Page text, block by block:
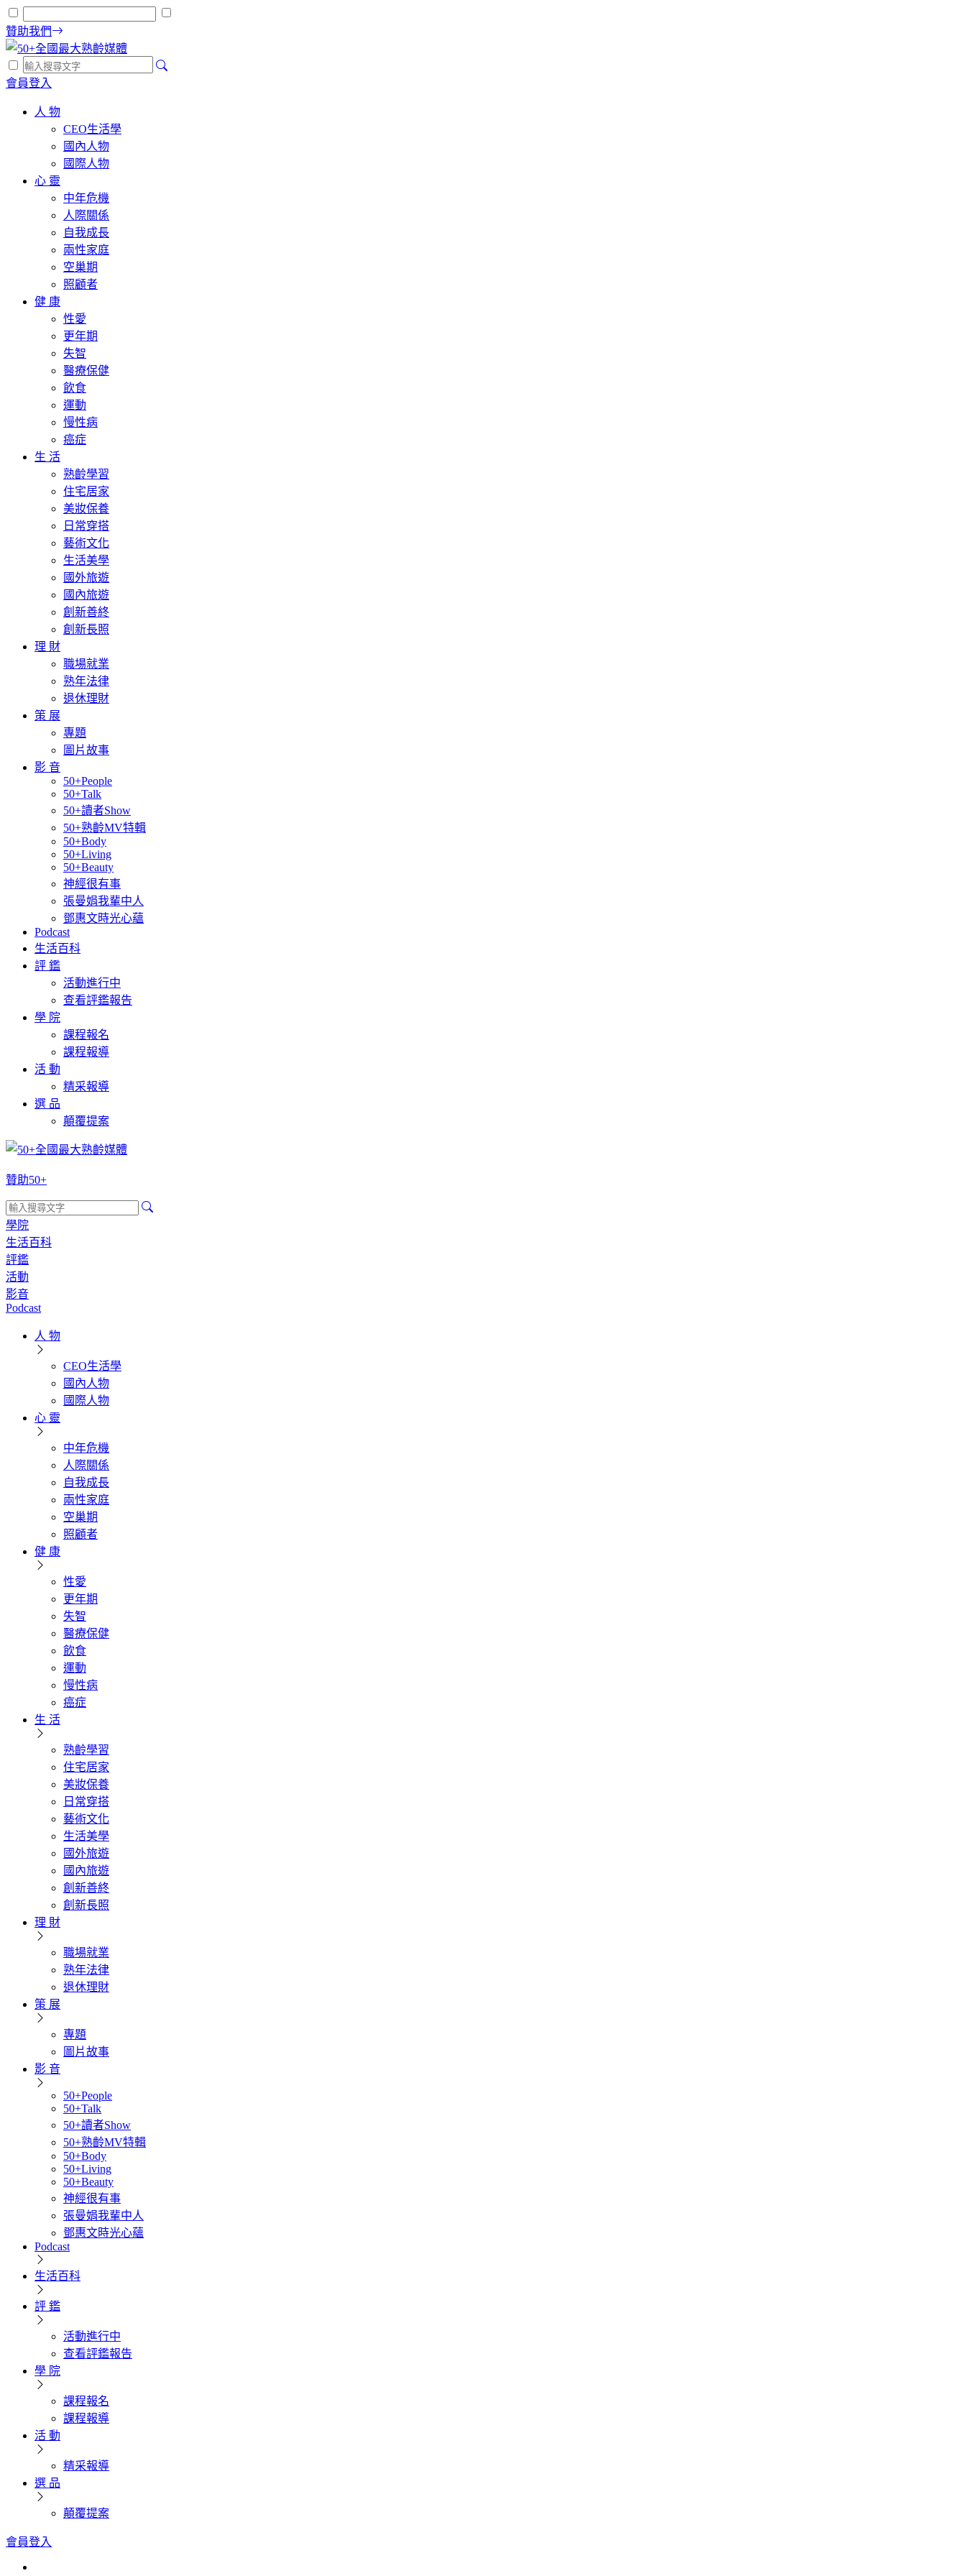
贊助我們
會員登入
人 物
CEO生活學
國內人物
國際人物
心 靈
中年危機
人際關係
自我成長
兩性家庭
空巢期
照顧者
健 康
性愛
更年期
失智
醫療保健
飲食
運動
慢性病
癌症
生 活
熟齡學習
住宅居家
美妝保養
日常穿搭
藝術文化
生活美學
國外旅遊
國內旅遊
創新善終
創新長照
理 財
職場就業
熟年法律
退休理財
策 展
專題
圖片故事
影 音
50+People
50+Talk
50+讀者Show
50+熟齡MV特輯
50+Body
50+Living
50+Beauty
神經很有事
張曼娟我輩中人
鄧惠文時光心蘊
Podcast
生活百科
評 鑑
活動進行中
查看評鑑報告
學 院
課程報名
課程報導
活 動
精采報導
選 品
顛覆提案
贊助50+
學院
生活百科
評鑑
活動
影音
Podcast
人 物
CEO生活學
國內人物
國際人物
心 靈
中年危機
人際關係
自我成長
兩性家庭
空巢期
照顧者
健 康
性愛
更年期
失智
醫療保健
飲食
運動
慢性病
癌症
生 活
熟齡學習
住宅居家
美妝保養
日常穿搭
藝術文化
生活美學
國外旅遊
國內旅遊
創新善終
創新長照
理 財
職場就業
熟年法律
退休理財
策 展
專題
圖片故事
影 音
50+People
50+Talk
50+讀者Show
50+熟齡MV特輯
50+Body
50+Living
50+Beauty
神經很有事
張曼娟我輩中人
鄧惠文時光心蘊
Podcast
生活百科
評 鑑
活動進行中
查看評鑑報告
學 院
課程報名
課程報導
活 動
精采報導
選 品
顛覆提案
會員登入